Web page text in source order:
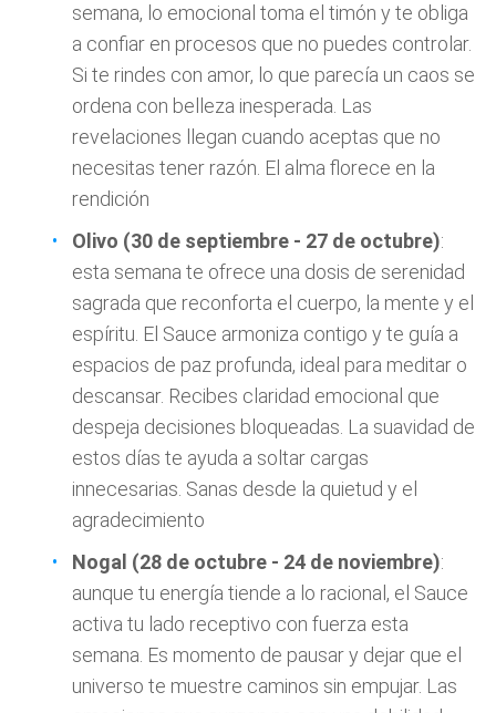
semana, lo emocional toma el timón y te obliga
a confiar en procesos que no puedes controlar.
Si te rindes con amor, lo que parecía un caos se
ordena con belleza inesperada. Las
revelaciones llegan cuando aceptas que no
necesitas tener razón. El alma florece en la
rendición
Olivo (30 de septiembre - 27 de octubre):
esta semana te ofrece una dosis de serenidad
sagrada que reconforta el cuerpo, la mente y el
espíritu. El Sauce armoniza contigo y te guía a
espacios de paz profunda, ideal para meditar o
descansar. Recibes claridad emocional que
despeja decisiones bloqueadas. La suavidad de
estos días te ayuda a soltar cargas
innecesarias. Sanas desde la quietud y el
agradecimiento
Nogal (28 de octubre - 24 de noviembre):
aunque tu energía tiende a lo racional, el Sauce
activa tu lado receptivo con fuerza esta
semana. Es momento de pausar y dejar que el
universo te muestre caminos sin empujar. Las